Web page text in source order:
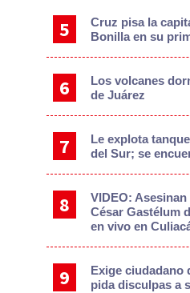
Cruz pisa la
Bonilla en su
Los volcanes
de Juárez
Le explota
del Sur; se
VIDEO:
César Gastélum
en vivo en
Exige ciudadano
pida disculpas a